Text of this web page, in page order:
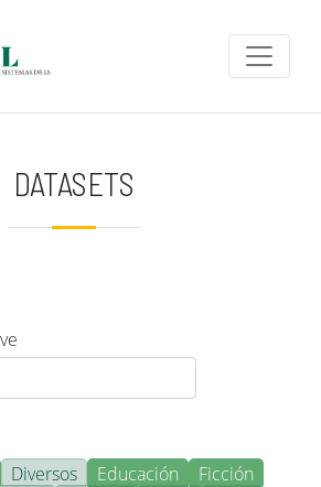
DATASETS
Diversos Educación
Ficción